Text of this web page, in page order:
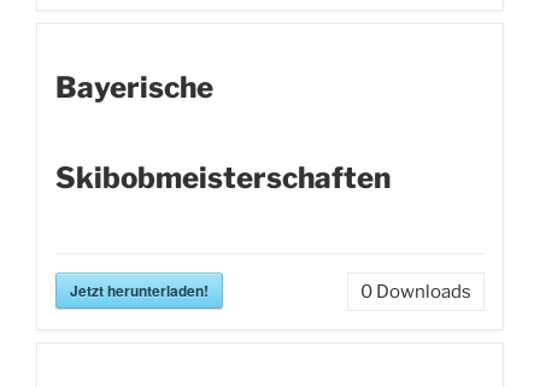
Bayerische
Skibobmeisterschaften
Jetzt herunterladen! 0 Downloads